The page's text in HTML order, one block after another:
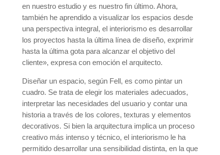
en nuestro estudio y es nuestro fin último. Ahora,
también he aprendido a visualizar los espacios desde
una perspectiva integral, el interiorismo es desarrollar
los proyectos hasta la última línea de diseño, exprimir
hasta la última gota para alcanzar el objetivo del
cliente», expresa con emoción el arquitecto.
Diseñar un espacio, según Fell, es como pintar un
cuadro. Se trata de elegir los materiales adecuados,
interpretar las necesidades del usuario y contar una
historia a través de los colores, texturas y elementos
decorativos. Si bien la arquitectura implica un proceso
creativo más intenso y técnico, el interiorismo le ha
permitido desarrollar una sensibilidad distinta, en la que